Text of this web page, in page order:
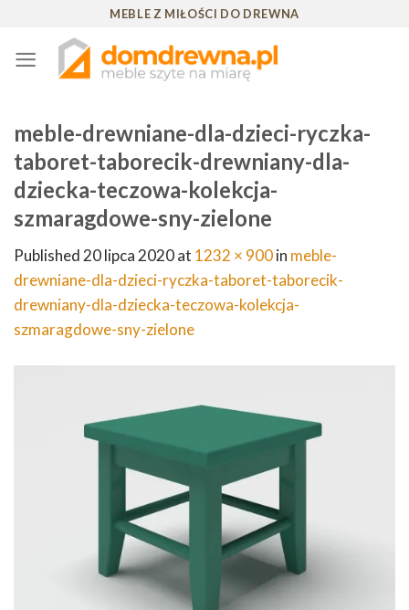
content
MEBLE Z MIŁOŚCI DO DREWNA
meble-drewniane-dla-dzieci-ryczka-
taboret-taborecik-drewniany-dla-
dziecka-teczowa-kolekcja-
szmaragdowe-sny-zielone
Published 20 lipca 2020at 1232 × 900in meble-
drewniane-dla-dzieci-ryczka-taboret-taborecik-
drewniany-dla-dziecka-teczowa-kolekcja-
szmaragdowe-sny-zielone